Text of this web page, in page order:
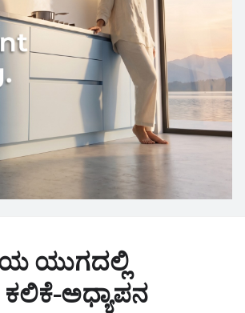
ಯುಗದಲ್ಲಿ
ಅಧ್ಯಾಪನ